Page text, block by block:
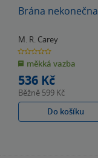
Brána nekonečna
M. R. Carey
0.0
z
5
hvězdiček
měkká vazba
536 Kč
Běžně 599 Kč
Do košíku